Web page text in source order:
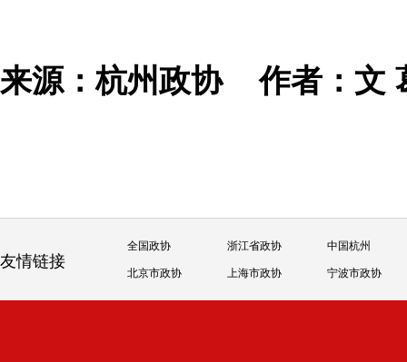
来源：杭州政协作者：
友情链接
全国政协 浙江省政协 中国杭州
北京市政协 上海市政协 宁波市政协